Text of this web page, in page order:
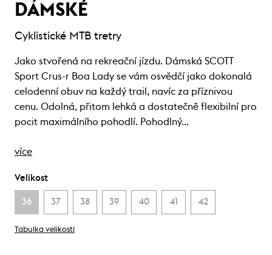
DÁMSKÉ
Cyklistické MTB tretry
Jako stvořená na rekreační jízdu. Dámská SCOTT
Sport Crus-r Boa Lady se vám osvědčí jako dokonalá
celodenní obuv na každý trail, navíc za příznivou
cenu. Odolná, přitom lehká a dostatečně flexibilní pro
pocit maximálního pohodlí. Pohodlný…
více
Velikost
36 37 38 39 40 41 42
Tabulka velikostí